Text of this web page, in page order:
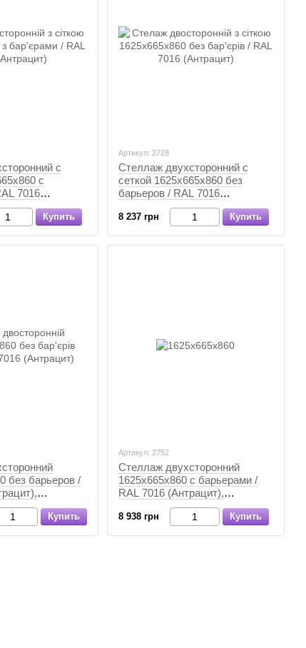
с
с
7016
Купить
Артикул: 2728
Стеллаж двухсторонний с
сеткой 1625х665х860 без
барьеров / RAL 7016
(Антрацит), Антрацит,
Антрацит
8 237 грн Купить
без барьеров /
Купить
Артикул: 2752
Стеллаж двухсторонний
1625х665х860 с барьерами /
RAL 7016 (Антрацит),
Антрацит, Антрацит
8 938 грн Купить